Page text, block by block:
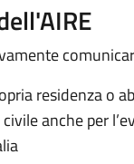
residenza o
anche per